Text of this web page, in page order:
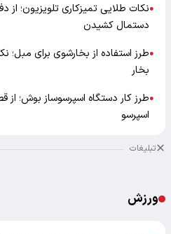
●نکات طلایی تمیزکاری تلویزیون؛
دستمال کشیدن
●طرز استفاده از بخارشوی برای مبل؛
بخار
●طرز کار دستگاه اسپرسوساز بوش؛ از
اسپرسو
تبلیغات
ورزش